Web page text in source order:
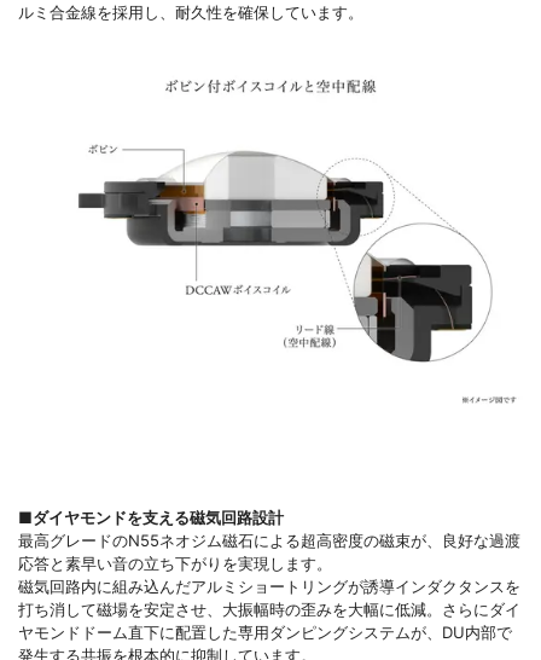
ルミ合金線を採用し、耐久性を確保しています。
■ダイヤモンドを支える磁気回路設計
最高グレードのN55ネオジム磁石による超高密度の磁束が、良好な過渡
応答と素早い音の立ち下がりを実現します。
磁気回路内に組み込んだアルミショートリングが誘導インダクタンスを
打ち消して磁場を安定させ、大振幅時の歪みを大幅に低減。さらにダイ
ヤモンドドーム直下に配置した専用ダンピングシステムが、DU内部で
発生する共振を根本的に抑制しています。